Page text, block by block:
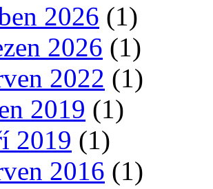
2026 (1)
2026 (1)
2022 (1)
2019 (1)
2019 (1)
2016 (1)